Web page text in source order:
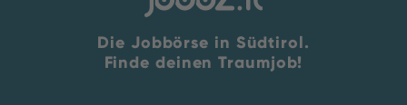
Die Jobbörse in Südtirol.
Finde deinen Traumjob!